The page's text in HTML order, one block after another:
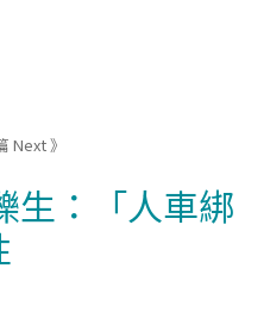
Next 》
生：「人車綁